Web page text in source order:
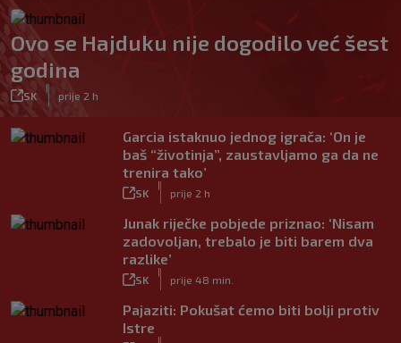
Ovo se Hajduku nije dogodilo već šest
godina
SK prije 2 h
Garcia istaknuo jednog igrača: ‘On je
baš “životinja”, zaustavljamo ga da ne
trenira tako’
SK prije 2 h
Junak riječke pobjede priznao: ‘Nisam
zadovoljan, trebalo je biti barem dva
razlike’
SK prije 48 min.
Pajaziti: Pokušat ćemo biti bolji protiv
Istre